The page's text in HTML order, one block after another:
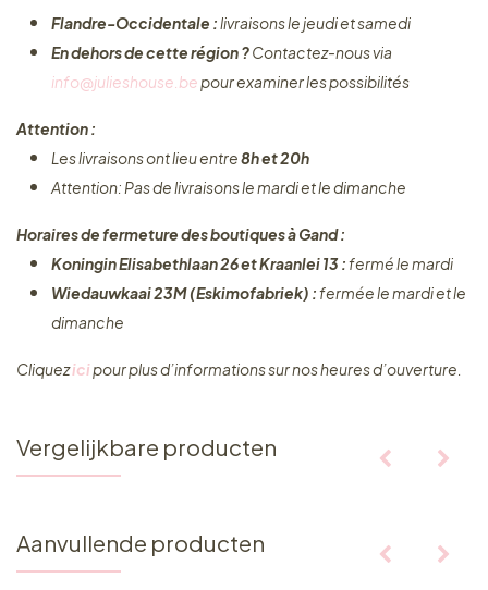
Flandre-Occidentale :livraisons le jeudi et samedi
En dehors de cette région ?Contactez-nous via
info@julieshouse.bepour examiner les possibilités
Attention :
Les livraisons ont lieu entre8h et 20h
Attention: Pas de livraisons le mardi et le dimanche
Horaires de fermeture des boutiques à Gand :
Koningin Elisabethlaan 26 et Kraanlei 13 :fermé le mardi
Wiedauwkaai 23M (Eskimofabriek) :fermée le mardi et le
dimanche
Cliquez ​icipour plus d’informations sur nos heures d’ouverture.
Vergelijkbare producten
Aanvullende producten